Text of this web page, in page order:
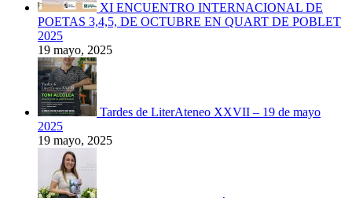
XI ENCUENTRO INTERNACIONAL DE
POETAS 3,4,5, DE OCTUBRE EN QUART DE POBLET
2025
19 mayo, 2025
Tardes de LiterAteneo XXVII – 19 de mayo
2025
19 mayo, 2025